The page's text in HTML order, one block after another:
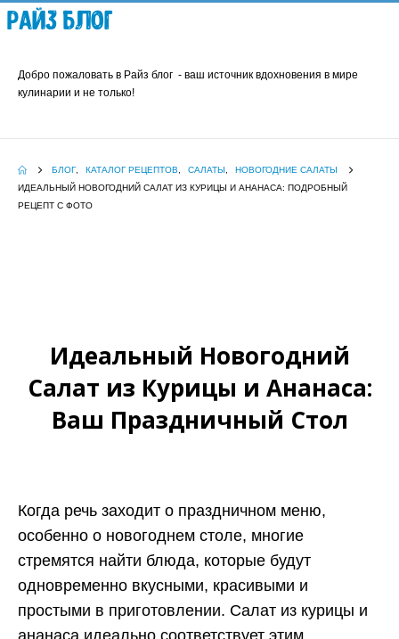
Райз Блог
Добро пожаловать в Райз блог - ваш источник вдохновения в мире
кулинарии и не только!
БЛОГ, КАТАЛОГ РЕЦЕПТОВ САЛАТЫ
НОВОГОДНИЕ САЛАТЫ
ИДЕАЛЬНЫЙ НОВОГОДНИЙ САЛАТ ИЗ КУРИЦЫ И АНАНАСА: ПОДРОБНЫЙ
РЕЦЕПТ С ФОТО
Идеальный Новогодний
Салат из Курицы и Ананаса:
Ваш Праздничный Стол
Когда речь заходит о праздничном меню,
особенно о новогоднем столе, многие
стремятся найти блюда, которые будут
одновременно вкусными, красивыми и
простыми в приготовлении. Салат из курицы и